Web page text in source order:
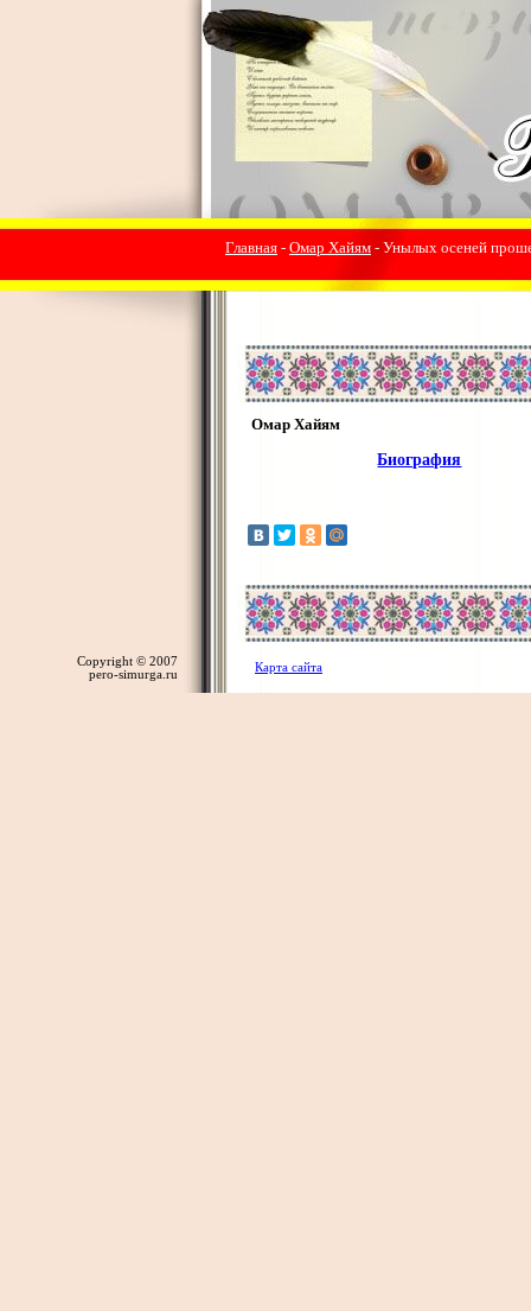
Главная - Омар Хайям - Унылых осеней
Омар Хайям
Биография
Copyright © 2007
pero-simurga.ru
Карта сайта